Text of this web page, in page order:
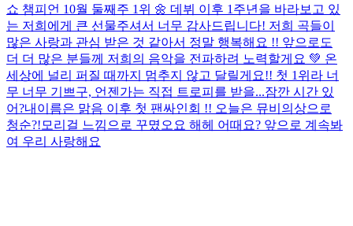
쇼 챔피언 10월 둘째주 1위 🌼 데뷔 이후 1주년을 바라보고 있
는 저희에게 큰 선물주셔서 너무 감사드립니다! 저희 곡들이
많은 사랑과 관심 받은 것 같아서 정말 행복해요 !! 앞으로도
더 더 많은 분들께 저희의 음악을 전파하려 노력할게요 💚 온
세상에 널리 퍼질 때까지 멈추지 않고 달릴게요!! 첫 1위라 너
무 너무 기쁘구, 언젠가는 직접 트로피를 받을...잠깐 시간 있
어?내이름은 맑음 이후 첫 팬싸인회 !! 오늘은 뮤비의상으로
청순?!모리걸 느낌으로 꾸몄오요 해헤 어때요? 앞으로 계속봐
여 우리 사랑해요